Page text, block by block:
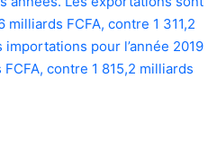
milliards FCFA, contre 1 311,2
importations pour l’année 2019
contre 1 815,2 milliards